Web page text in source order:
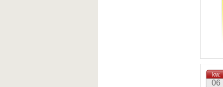
232
kw.
06